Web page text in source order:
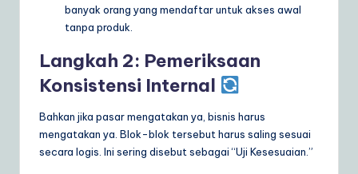
banyak orang yang mendaftar untuk akses awal
tanpa produk.
Langkah 2: Pemeriksaan
Konsistensi Internal
Bahkan jika pasar mengatakan ya, bisnis harus
mengatakan ya. Blok-blok tersebut harus saling sesuai
secara logis. Ini sering disebut sebagai “Uji Kesesuaian.”